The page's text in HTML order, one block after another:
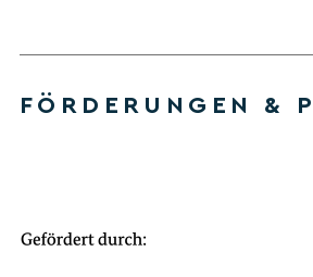
FÖRDERUNGEN &